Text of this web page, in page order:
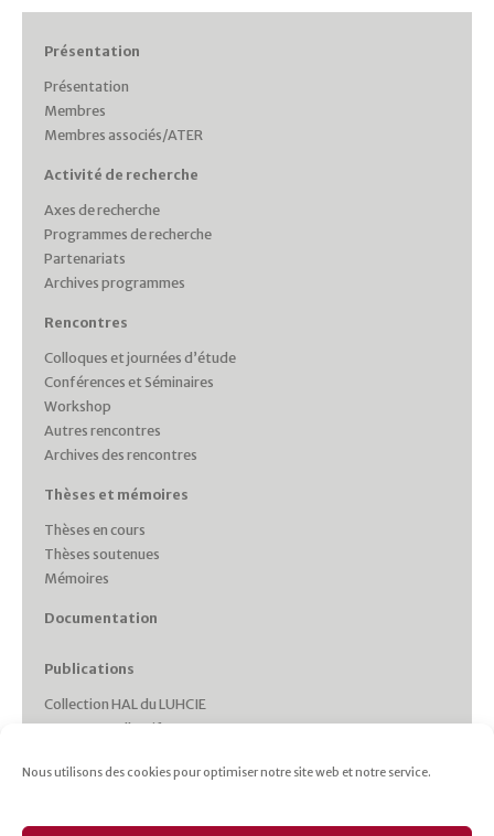
Nous utilisons des cookies pour optimiser notre site web et notre service.
Présentation
Présentation
Membres
Membres associés/ATER
Activité de recherche
Axes de recherche
Programmes de recherche
Partenariats
Archives programmes
Rencontres
Colloques et journées d’étude
Conférences et Séminaires
Workshop
Autres rencontres
Archives des rencontres
Thèses et mémoires
Thèses en cours
Thèses soutenues
Mémoires
Documentation
Publications
Collection HAL du LUHCIE
Ouvrages collectifs
Working Papers
Italie plurielle